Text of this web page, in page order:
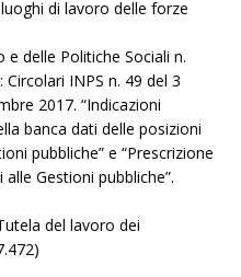
di lavoro delle forze
delle Politiche Sociali n.
INPS n. 49 del 3
2017. “Indicazioni
banca dati delle posizioni
pubbliche” e “Prescrizione
Gestioni pubbliche”.
del lavoro dei